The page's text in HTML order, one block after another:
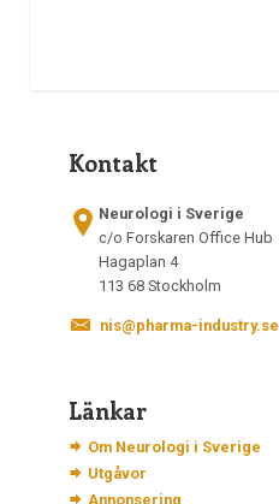
Kontakt
Neurologi i Sverige
c/o Forskaren Office Hub
Hagaplan 4
113 68 Stockholm
nis@pharma-industry.se
Länkar
Om Neurologi i Sverige
Utgåvor
Annonsering